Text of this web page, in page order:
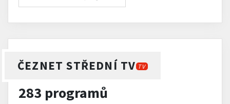
ČEZNET STŘEDNÍ TV TV
283 programů